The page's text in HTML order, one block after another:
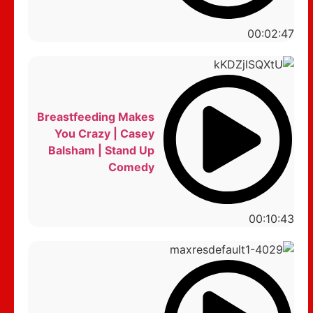
00:02:47
00:10:43
Breastfeeding Makes
You Crazy | Casey
Balsham | Stand Up
Comedy